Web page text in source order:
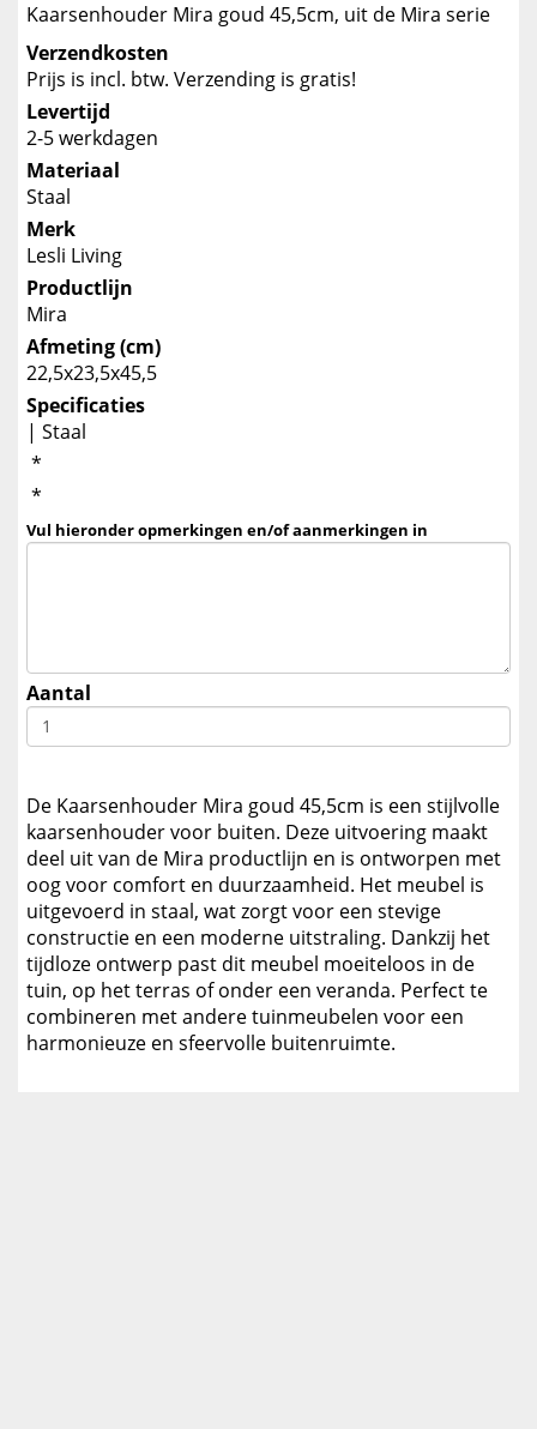
Kaarsenhouder Mira goud 45,5cm, uit de Mira serie
Verzendkosten
Prijs is incl. btw. Verzending is gratis!
Levertijd
2-5 werkdagen
Materiaal
Staal
Merk
Lesli Living
Productlijn
Mira
Afmeting (cm)
22,5x23,5x45,5
Specificaties
| Staal
*
*
Vul hieronder opmerkingen en/of aanmerkingen in
Aantal
De Kaarsenhouder Mira goud 45,5cm is een stijlvolle
kaarsenhouder voor buiten. Deze uitvoering maakt
deel uit van de Mira productlijn en is ontworpen met
oog voor comfort en duurzaamheid. Het meubel is
uitgevoerd in staal, wat zorgt voor een stevige
constructie en een moderne uitstraling. Dankzij het
tijdloze ontwerp past dit meubel moeiteloos in de
tuin, op het terras of onder een veranda. Perfect te
combineren met andere tuinmeubelen voor een
harmonieuze en sfeervolle buitenruimte.